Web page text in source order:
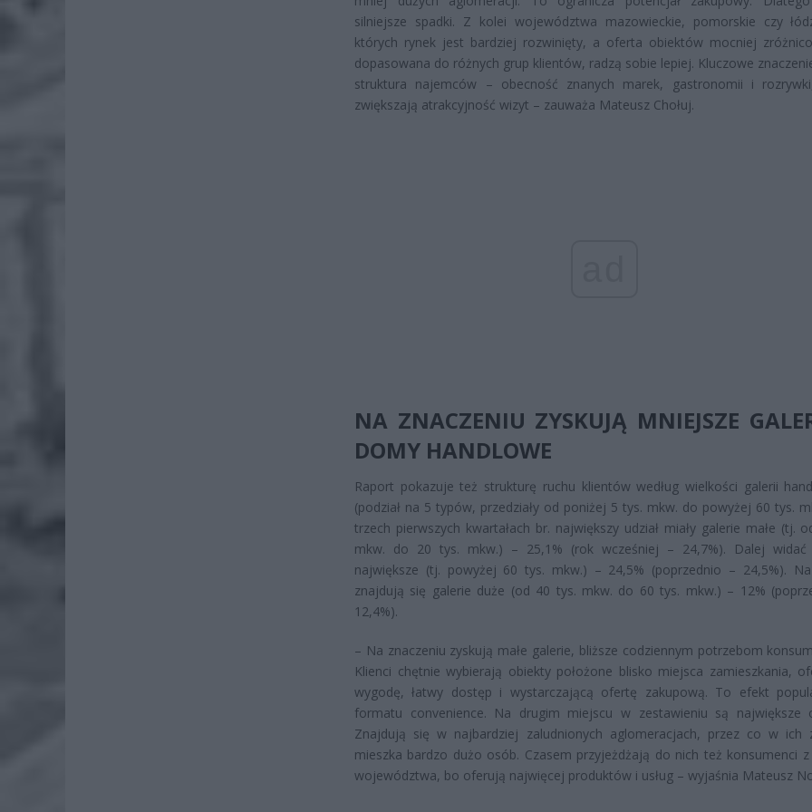
silniejsze spadki. Z kolei województwa mazowieckie, pomorskie czy
których rynek jest bardziej rozwinięty, a oferta obiektów mocniej
dopasowana do różnych grup klientów, radzą sobie lepiej. Kluczowe
struktura najemców – obecność znanych marek, gastronomii i
zwiększają atrakcyjność wizyt – zauważa Mateusz Chołuj.
NA ZNACZENIU ZYSKUJĄ MNIEJSZE
DOMY HANDLOWE
Raport pokazuje też strukturę ruchu klientów według wielkości galerii
(podział na 5 typów, przedziały od poniżej 5 tys. mkw. do powyżej 60 tys.
trzech pierwszych kwartałach br. największy udział miały galerie małe (tj.
mkw. do 20 tys. mkw.) – 25,1% (rok wcześniej – 24,7%). Dalej widać
największe (tj. powyżej 60 tys. mkw.) – 24,5% (poprzednio – 24,5%).
znajdują się galerie duże (od 40 tys. mkw. do 60 tys. mkw.) – 12%
12,4%).
– Na znaczeniu zyskują małe galerie, bliższe codziennym potrzebom
Klienci chętnie wybierają obiekty położone blisko miejsca zamieszkania,
wygodę, łatwy dostęp i wystarczającą ofertę zakupową. To efekt
formatu convenience. Na drugim miejscu w zestawieniu są największe
Znajdują się w najbardziej zaludnionych aglomeracjach, przez co w ich
mieszka bardzo dużo osób. Czasem przyjeżdżają do nich też konsumenci z
województwa, bo oferują najwięcej produktów i usług – wyjaśnia Mateusz